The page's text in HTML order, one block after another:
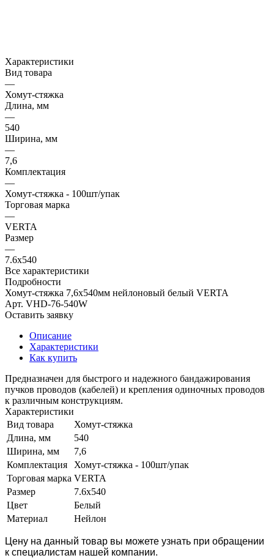
Характеристики
Вид товара
—
Хомут-стяжка
Длина, мм
—
540
Ширина, мм
—
7,6
Комплектация
—
Хомут-стяжка - 100шт/упак
Торговая марка
—
VERTA
Размер
—
7.6х540
Все характеристики
Подробности
Хомут-стяжка 7,6х540мм нейлоновый белый VERTA
Арт. VHD-76-540W
Оставить заявку
Описание
Характеристики
Как купить
Предназначен для быстрого и надежного бандажирования
пучков проводов (кабелей) и крепления одиночных проводов
к различным конструкциям.
Характеристики
Вид товара
Хомут-стяжка
Длина, мм
540
Ширина, мм
7,6
Комплектация
Хомут-стяжка - 100шт/упак
Торговая марка VERTA
Размер
7.6х540
Цвет
Белый
Материал
Нейлон
Цену на данный товар вы можете узнать при обращении
к специалистам нашей компании.